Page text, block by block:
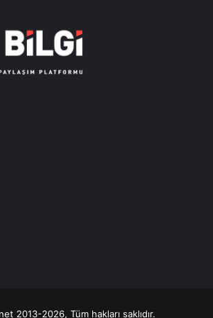
2013-2026, Tüm hakları saklıdır.